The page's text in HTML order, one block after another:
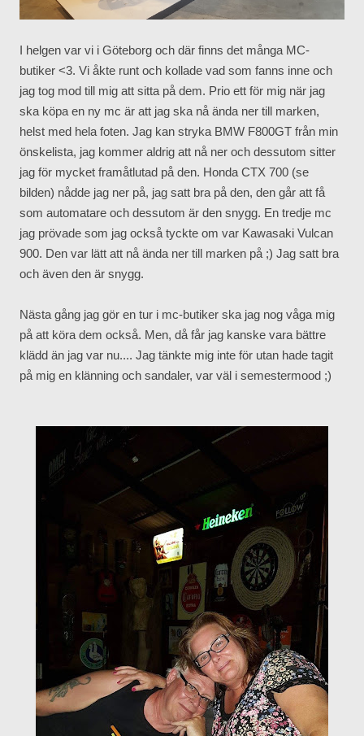
I helgen var vi i Göteborg och där finns det många MC-
butiker <3. Vi åkte runt och kollade vad som fanns inne och
jag tog mod till mig att sitta på dem. Prio ett för mig när jag
ska köpa en ny mc är att jag ska nå ända ner till marken,
helst med hela foten. Jag kan stryka BMW F800GT från min
önskelista, jag kommer aldrig att nå ner och dessutom sitter
jag för mycket framåtlutad på den. Honda CTX 700 (se
bilden) nådde jag ner på, jag satt bra på den, den går att få
som automatare och dessutom är den snygg. En tredje mc
jag prövade som jag också tyckte om var Kawasaki Vulcan
900. Den var lätt att nå ända ner till marken på ;) Jag satt bra
och även den är snygg.
Nästa gång jag gör en tur i mc-butiker ska jag nog våga mig
på att köra dem också. Men, då får jag kanske vara bättre
klädd än jag var nu.... Jag tänkte mig inte för utan hade tagit
på mig en klänning och sandaler, var väl i semestermood ;)